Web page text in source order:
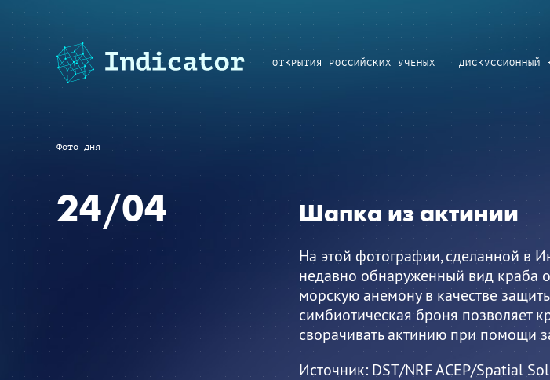
ОТКРЫТИЯ РОССИЙСКИХ УЧЕНЫХ ДИСКУССИОННЫЙ
Фото дня
24/04 Шапка из актинии
На этой фотографии, сделанной в
недавно обнаруженный вид краба
морскую анемону в качестве
симбиотическая броня позволяет
сворачивать актинию при помощи
Источник: DST/NRF ACEP/Spatial